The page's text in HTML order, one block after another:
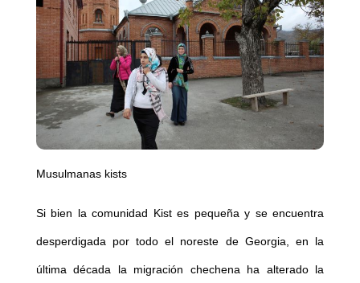
Musulmanas kists
Si bien la comunidad Kist es pequeña y se encuentra
desperdigada por todo el noreste de Georgia, en la
última década la migración chechena ha alterado la